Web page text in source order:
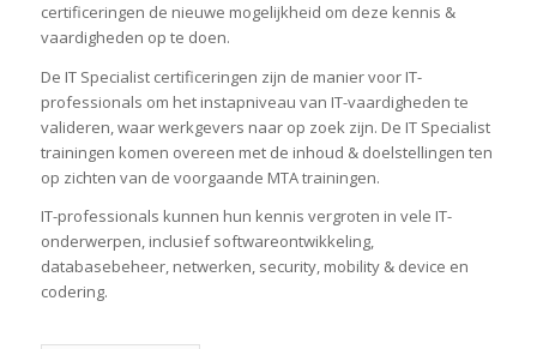
certificeringen de nieuwe mogelijkheid om deze kennis &
vaardigheden op te doen.
De IT Specialist certificeringen zijn de manier voor IT-
professionals om het instapniveau van IT-vaardigheden te
valideren, waar werkgevers naar op zoek zijn. De IT Specialist
trainingen komen overeen met de inhoud & doelstellingen ten
op zichten van de voorgaande MTA trainingen.
IT-professionals kunnen hun kennis vergroten in vele IT-
onderwerpen, inclusief softwareontwikkeling,
databasebeheer, netwerken, security, mobility & device en
codering.